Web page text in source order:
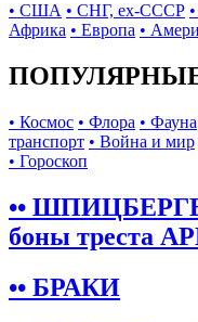
• США • СНГ, ex-СССР
Африка • Европа •
• Космос • Флора • Фауна
транспорт • Война и мир
• Гороскоп
••
боны треста
•• БРАКИ